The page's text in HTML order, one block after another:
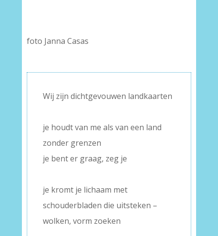
foto Janna Casas
Wij zijn dichtgevouwen landkaarten
je houdt van me als van een land
zonder grenzen
je bent er graag, zeg je
je kromt je lichaam met
schouderbladen die uitsteken –
wolken, vorm zoeken